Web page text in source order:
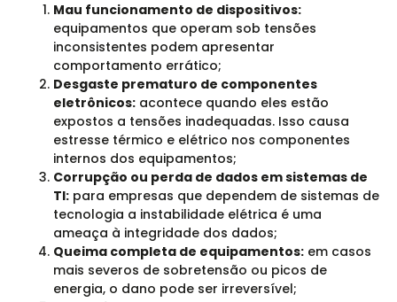
Mau funcionamento de dispositivos:
equipamentos que operam sob tensões
inconsistentes podem apresentar
comportamento errático;
Desgaste prematuro de componentes
eletrônicos: acontece quando eles estão
expostos a tensões inadequadas. Isso causa
estresse térmico e elétrico nos componentes
internos dos equipamentos;
Corrupção ou perda de dados em sistemas de
TI: para empresas que dependem de sistemas de
tecnologia a instabilidade elétrica é uma
ameaça à integridade dos dados;
Queima completa de equipamentos: em casos
mais severos de sobretensão ou picos de
energia, o dano pode ser irreversível;